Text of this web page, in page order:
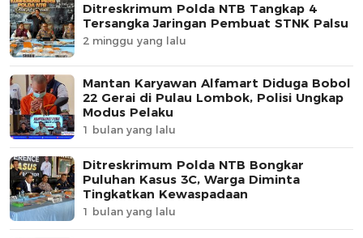
Ditreskrimum Polda NTB Tangkap 4
Tersangka Jaringan Pembuat STNK Palsu
2 minggu yang lalu
Mantan Karyawan Alfamart Diduga Bobol
22 Gerai di Pulau Lombok, Polisi Ungkap
Modus Pelaku
1 bulan yang lalu
Ditreskrimum Polda NTB Bongkar
Puluhan Kasus 3C, Warga Diminta
Tingkatkan Kewaspadaan
1 bulan yang lalu